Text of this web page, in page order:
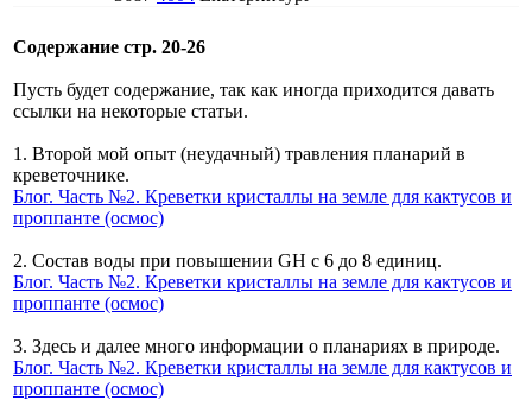
Содержание стр. 20-26
Пусть будет содержание, так как иногда приходится давать
ссылки на некоторые статьи.
1. Второй мой опыт (неудачный) травления планарий в
креветочнике.
Блог. Часть №2. Креветки кристаллы на земле для кактусов и
проппанте (осмос)
2. Состав воды при повышении GH с 6 до 8 единиц.
Блог. Часть №2. Креветки кристаллы на земле для кактусов и
проппанте (осмос)
3. Здесь и далее много информации о планариях в природе.
Блог. Часть №2. Креветки кристаллы на земле для кактусов и
проппанте (осмос)